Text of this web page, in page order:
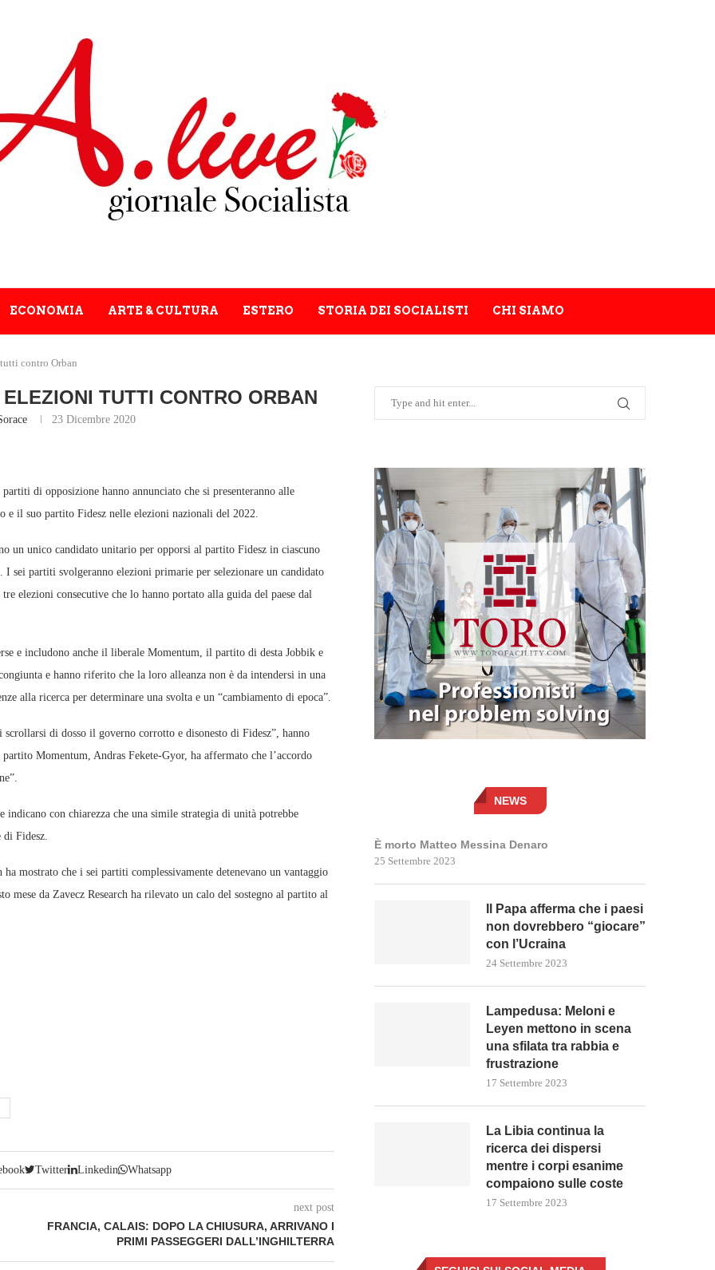
ECONOMIA ARTE & CULTURA ESTERO STORIA DEI SOCIALISTI CHI SIAMO
contro Orban
TUTTI CONTRO ORBAN
23 Dicembre 2020
di opposizione hanno annunciato che si presenteranno alle
e il suo partito Fidesz nelle elezioni nazionali del 2022.
un unico candidato unitario per opporsi al partito Fidesz in ciascuno
sei partiti svolgeranno elezioni primarie per selezionare un candidato
elezioni consecutive che lo hanno portato alla guida del paese dal
e includono anche il liberale Momentum, il partito di desta Jobbik e
e hanno riferito che la loro alleanza non è da intendersi in una
alla ricerca per determinare una svolta e un “cambiamento di epoca”.
di dosso il governo corrotto e disonesto di Fidesz”, hanno
Momentum, Andras Fekete-Gyor, ha affermato che l’accordo
con chiarezza che una simile strategia di unità potrebbe
di Fidesz.
mostrato che i sei partiti complessivamente detenevano un vantaggio
mese da Zavecz Research ha rilevato un calo del sostegno al partito al
Twitter Linkedin Whatsapp
next post
FRANCIA, CALAIS: DOPO LA CHIUSURA, ARRIVANO I
PRIMI PASSEGGERI DALL’INGHILTERRA
NEWS
È morto Matteo Messina Denaro
25 Settembre 2023
Il Papa afferma che i paesi
non dovrebbero “giocare”
con l’Ucraina
24 Settembre 2023
Lampedusa: Meloni e
Leyen mettono in scena
una sfilata tra rabbia e
frustrazione
17 Settembre 2023
La Libia continua la
ricerca dei dispersi
mentre i corpi esanime
compaiono sulle coste
17 Settembre 2023